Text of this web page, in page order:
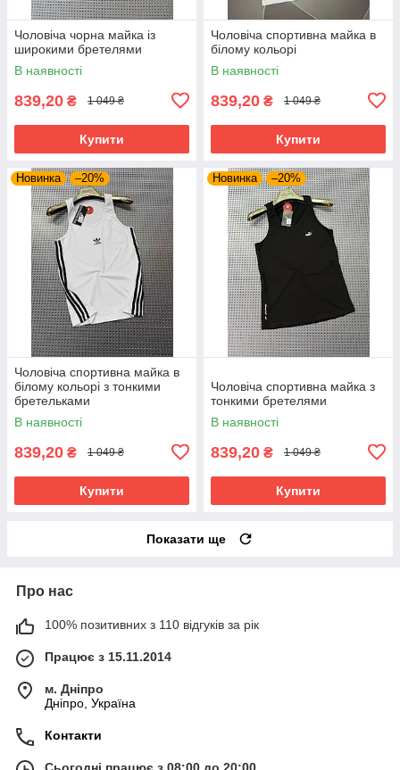
Чоловіча чорна майка із
широкими бретелями
В наявності
839,20 ₴ 1 049 ₴
Купити
Чоловіча спортивна майка в
білому кольорі
В наявності
839,20 ₴ 1 049 ₴
Купити
Новинка –20%
Чоловіча спортивна майка в
білому кольорі з тонкими
бретельками
В наявності
839,20 ₴ 1 049 ₴
Купити
Новинка –20%
Чоловіча спортивна майка з
тонкими бретелями
В наявності
839,20 ₴ 1 049 ₴
Купити
Показати ще
Про нас
100% позитивних з 110 відгуків за рік
Працює з 15.11.2014
м. Дніпро
Дніпро, Україна
Контакти